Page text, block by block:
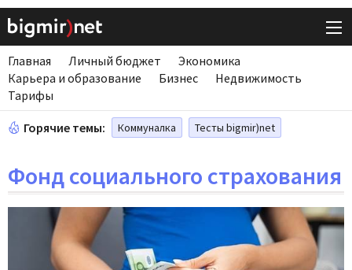
Главная Личный бюджет
Экономика
Карьера и образование
Бизнес
Недвижимость
Тарифы
Горячие темы: Коммуналка Тесты bigmir)net
Фонд социального страхования